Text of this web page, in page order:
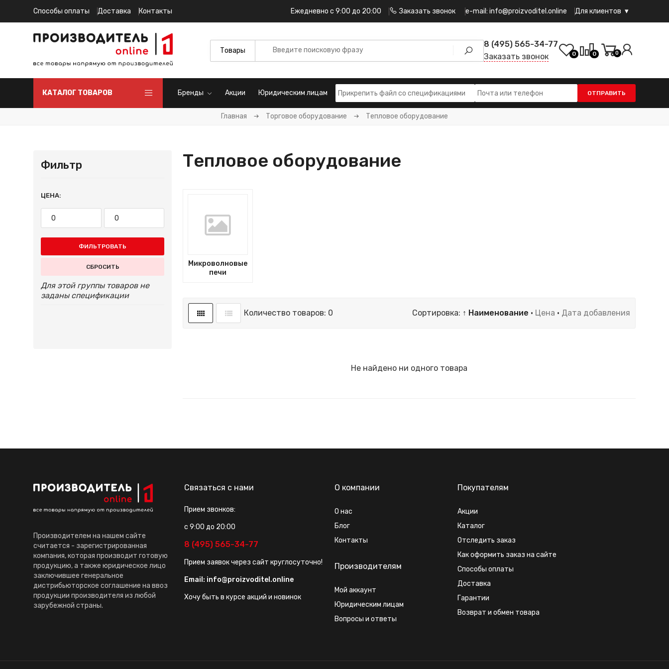
Способы оплаты Доставка Контакты Ежедневно с 9:00 до 20:00 Заказать звонок e-mail: info@proizvoditel.online Для клиентов
8 (495) 565-34-77
Заказать звонок
0 0 0
КАТАЛОГ ТОВАРОВ Бренды Акции Юридическим лицам ОТПРАВИТЬ
Главная Торговое оборудование Тепловое оборудование
Тепловое оборудование
Микроволновые
печи
Количество товаров: 0 Сортировка: ↑ Наименование · Цена · Дата добавления
Не найдено ни одного товара
Фильтр
ЦЕНА:
ФИЛЬТРОВАТЬ
СБРОСИТЬ
Для этой группы товаров не
заданы спецификации
Производителем на нашем сайте
считается - зарегистрированная
компания, которая производит готовую
продукцию, а также юридическое лицо
заключившее генеральное
дистрибьюторское соглашение на ввоз
продукции производителя из любой
зарубежной страны.
Связаться с нами
Прием звонков:
с 9:00 до 20:00
8 (495) 565-34-77
Прием заявок через сайт круглосуточно!
Email: info@proizvoditel.online
Хочу быть в курсе акций и новинок
О компании
О нас
Блог
Контакты
Производителям
Мой аккаунт
Юридическим лицам
Вопросы и ответы
Покупателям
Акции
Каталог
Отследить заказ
Как оформить заказ на сайте
Способы оплаты
Доставка
Гарантии
Возврат и обмен товара